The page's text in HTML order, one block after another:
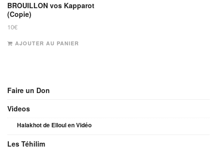
BROUILLON vos Kapparot
(Copie)
10€
AJOUTER AU PANIER
Faire un Don
Videos
Halakhot de Elloul en Vidéo
Les Téhilim